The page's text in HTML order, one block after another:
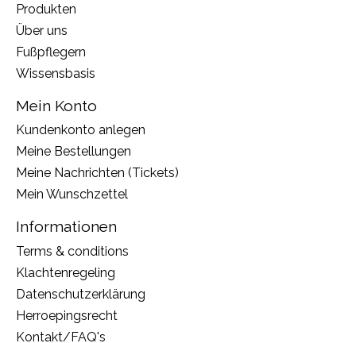
Produkten
Über uns
Fußpflegern
Wissensbasis
Mein Konto
Kundenkonto anlegen
Meine Bestellungen
Meine Nachrichten (Tickets)
Mein Wunschzettel
Informationen
Terms & conditions
Klachtenregeling
Datenschutzerklärung
Herroepingsrecht
Kontakt/FAQ's